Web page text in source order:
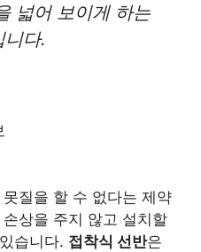
넓어 보이게 하는
다.
질을 할 수 없다는 제약
상을 주지 않고 설치할
습니다. 접착식 선반은